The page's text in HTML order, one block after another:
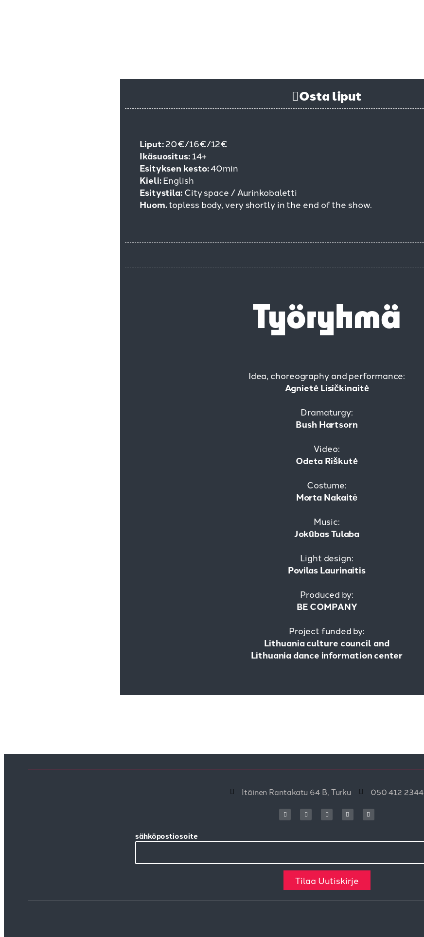
Osta liput
Liput:20€/16€/12€
Ikäsuositus:14+
Esityksen kesto:40min
Kieli:English
Esitystila:City space / Aurinkobaletti
Huom.topless body, very shortly in the end of the show.
Työryhmä
Idea, choreography and performance:
Agnietė Lisičkinaitė
Dramaturgy:
Bush Hartsorn
Video:
Odeta Riškutė
Costume:
Morta Nakaitė
Music:
Jokūbas Tulaba
Light design:
Povilas Laurinaitis
Produced by:
BE COMPANY
Project funded by:
Lithuania culture council and
Lithuania dance information center
Itäinen Rantakatu 64 B, Turku 050 412 2344
sähköpostiosoite
Tilaa Uutiskirje